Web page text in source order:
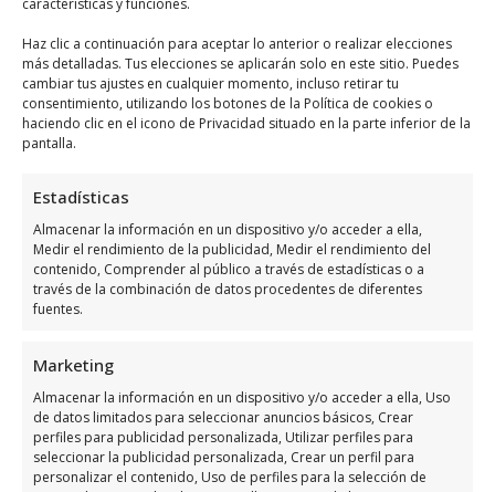
características y funciones.
Haz clic a continuación para aceptar lo anterior o realizar elecciones
más detalladas. Tus elecciones se aplicarán solo en este sitio. Puedes
cambiar tus ajustes en cualquier momento, incluso retirar tu
consentimiento, utilizando los botones de la Política de cookies o
haciendo clic en el icono de Privacidad situado en la parte inferior de la
pantalla.
Estadísticas
Almacenar la información en un dispositivo y/o acceder a ella,
Medir el rendimiento de la publicidad, Medir el rendimiento del
contenido, Comprender al público a través de estadísticas o a
través de la combinación de datos procedentes de diferentes
fuentes.
Marketing
Almacenar la información en un dispositivo y/o acceder a ella, Uso
de datos limitados para seleccionar anuncios básicos, Crear
perfiles para publicidad personalizada, Utilizar perfiles para
seleccionar la publicidad personalizada, Crear un perfil para
personalizar el contenido, Uso de perfiles para la selección de
Horario de servicio de Lari&S
Cafe Bar
Días
Lunes
Martes
8:00 a 22:00
Miércoles
8:00 a 22:00
Jueves
Sábado
Domingo
9:00 a 21:00
Opiniones y información